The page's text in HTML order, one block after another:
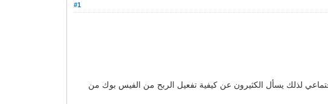
#1
لذلك يسأل الكثيرون عن كيفية تفعيل الربح من الفيس بوك من